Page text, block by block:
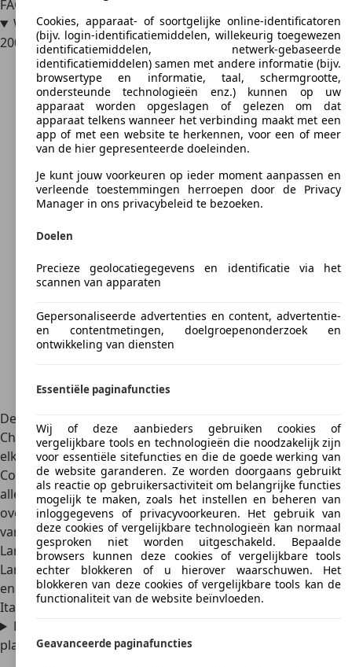
FAQ
Wat is het verschil tussen de Lancia Flavia en de Chrysler
200 Convertible?
De Lancia Flavia is het eeneiïge tweelingzusje van de
Chrysler 200 Convertible. Beide auto’s zijn geheel gelijk aan
elkaar, afgezien van de merklogo’s. De Chrysler 200
Convertible is echter niet in Europa verkocht, maar werd
alleen als Lancia Flavia aangeboden. Toen Fiat Chrysler had
overgenomen, werden in Europa de modellen van Chrysler
vanaf 2009 als Lancia’s verkocht. Dat duurde tot 2014, toen
Lancia zich helemaal terugtrok op de Italiaanse automarkt.
Lancia stopte de verkoop van alle (Amerikaanse) modellen
en ging uitsluitend met de Ypsilon verder, en alleen op de
Italiaanse markt.
Hoeveel mensen kunnen er in de Lancia Flavia
plaatsnemen?
Cookies, apparaat- of soortgelijke online-identificatoren
(bijv. login-identificatiemiddelen, willekeurig toegewezen
identificatiemiddelen, netwerk-gebaseerde
identificatiemiddelen) samen met andere informatie (bijv.
browsertype en informatie, taal, schermgrootte,
ondersteunde technologieën enz.) kunnen op uw
apparaat worden opgeslagen of gelezen om dat
apparaat telkens wanneer het verbinding maakt met een
app of met een website te herkennen, voor een of meer
van de hier gepresenteerde doeleinden.
Je kunt jouw voorkeuren op ieder moment aanpassen en
verleende toestemmingen herroepen door de Privacy
Manager in ons privacybeleid te bezoeken.
Doelen
Precieze geolocatiegegevens en identificatie via het
scannen van apparaten
Gepersonaliseerde advertenties en content, advertentie-
en contentmetingen, doelgroepenonderzoek en
ontwikkeling van diensten
Essentiële paginafuncties
Wij of deze aanbieders gebruiken cookies of
vergelijkbare tools en technologieën die noodzakelijk zijn
voor essentiële sitefuncties en die de goede werking van
de website garanderen. Ze worden doorgaans gebruikt
als reactie op gebruikersactiviteit om belangrijke functies
mogelijk te maken, zoals het instellen en beheren van
inloggegevens of privacyvoorkeuren. Het gebruik van
deze cookies of vergelijkbare technologieën kan normaal
gesproken niet worden uitgeschakeld. Bepaalde
browsers kunnen deze cookies of vergelijkbare tools
echter blokkeren of u hierover waarschuwen. Het
blokkeren van deze cookies of vergelijkbare tools kan de
functionaliteit van de website beïnvloeden.
Geavanceerde paginafuncties